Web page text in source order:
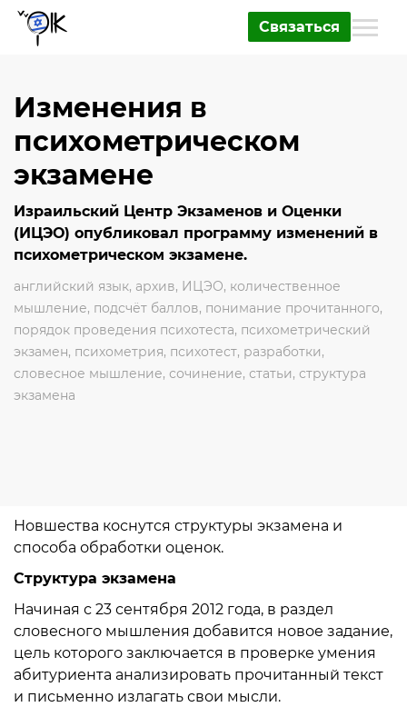
Связаться
Изменения в
психометрическом
экзамене
Израильский Центр Экзаменов и Оценки
(ИЦЭО) опубликовал программу изменений в
психометрическом экзамене.
английский язык, архив, ИЦЭО, количественное
мышление, подсчёт баллов, понимание прочитанного,
порядок проведения психотеста, психометрический
экзамен, психометрия, психотест, разработки,
словесное мышление, сочинение, статьи, структура
экзамена
Новшества коснутся структуры экзамена и
способа обработки оценок.
Структура экзамена
Начиная с 23 сентября 2012 года, в раздел
словесного мышления добавится новое задание,
цель которого заключается в проверке умения
абитуриента анализировать прочитанный текст
и письменно излагать свои мысли.